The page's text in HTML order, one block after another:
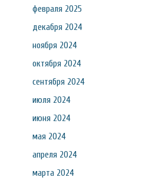
февраля 2025
декабря 2024
ноября 2024
октября 2024
сентября 2024
июля 2024
июня 2024
мая 2024
апреля 2024
марта 2024